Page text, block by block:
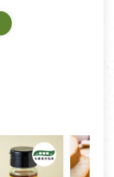
賞期商品」情
貨.
鑑賞期(含例假
被汙損(除商品